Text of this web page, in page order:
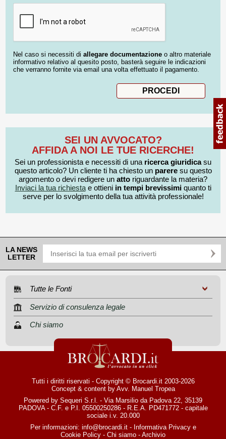
Nel caso si necessiti di allegare documentazione o altro materiale
informativo relativo al quesito posto, basterà seguire le indicazioni
che verranno fornite via email una volta effettuato il pagamento.
SEI UN AVVOCATO?
AFFIDA A NOI LE TUE RICERCHE!
Sei un professionista e necessiti di una ricerca giuridicasu
questo articolo? Un cliente ti ha chiesto un pareresu questo
argomento o devi redigere un atto riguardante la materia?
Inviaci la tua richiestae ottieni in tempi brevissimiquanto ti
serve per lo svolgimento della tua attività professionale!
LA NEWS
LETTER
Tutte le Fonti
Servizio di consulenza legale
Chi siamo
Tutti i diritti riservati - Copyright © Brocardi.it 2003-2026
Concept & content by Avv. Manuel Tropea
Powered by Sequeri S.r.l. - Via Marsilio da Padova 22, 35139
PADOVA - C.F. e P.I. 05500250286 - R.E.A. PD471772 - capitale
sociale i.v. 20.000
Per informazioni: info@brocardi.it- Informativa Privacye
Cookie Policy - Chi siamo - Archivio